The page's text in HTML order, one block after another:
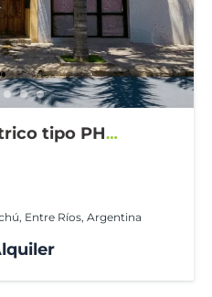
tipo PH
Entre Ríos, Argentina